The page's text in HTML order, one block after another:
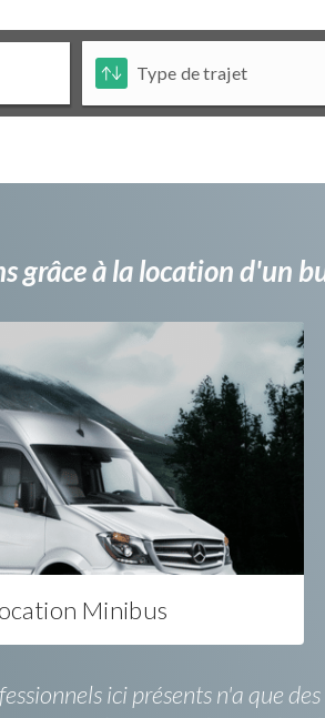
grâce à la location d'un
Minibus
ici présents n'a que